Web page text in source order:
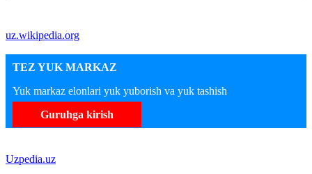
uz.wikipedia.org
TEZ YUK MARKAZ
Yuk markaz elonlari yuk yuborish va yuk tashish
Guruhga kirish
Uzpedia.uz